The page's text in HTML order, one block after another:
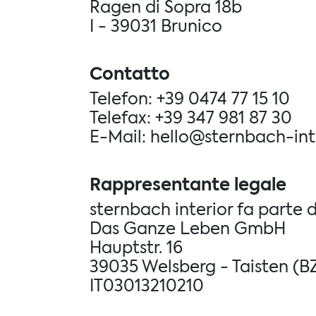
Ragen di Sopra 18b
I - 39031 Brunico
Contatto
Telefon: +39 0474 77 15 10
Telefax: +39 347 981 87 30
E-Mail: hello@sternbach-
Rappresentante legale
sternbach interior fa parte
Das Ganze Leben GmbH
Hauptstr. 16
39035 Welsberg - Taisten
IT03013210210